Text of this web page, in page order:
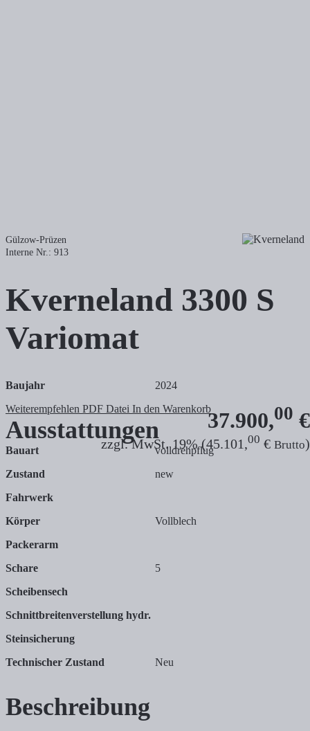
Gülzow-Prüzen
Interne Nr.: 913
Kverneland 3300 S
Variomat
Baujahr 2024
37.900,00 €
zzgl. MwSt. 19% (45.101,00 € Brutto)
Weiterempfehlen PDF Datei In den Warenkorb
Ausstattungen
Bauart
volldrehpflug
Zustand
new
Fahrwerk
Körper
Vollblech
Packerarm
Schare
5
Scheibensech
Schnittbreitenverstellung hydr.
Steinsicherung
Technischer Zustand
Neu
Beschreibung